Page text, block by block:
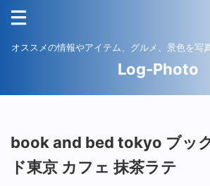
オススメの情報やアイテム、グルメ、景色を写
Log-Photo
book and bed tokyo ブッ
ド東京 カフェ 抹茶ラテ